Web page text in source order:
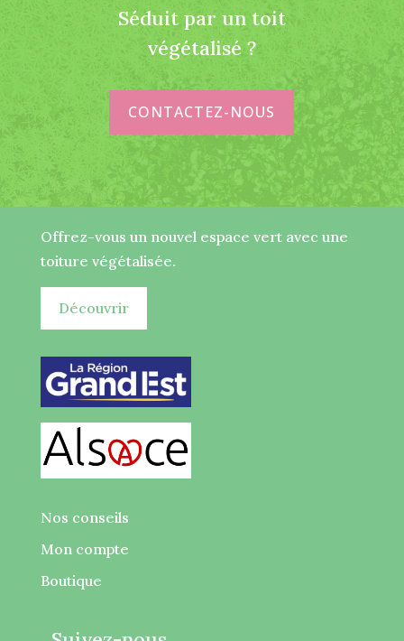
Séduit par un toit
végétalisé ?
CONTACTEZ-NOUS
Offrez-vous un nouvel espace vert avec une
toiture végétalisée.
Découvrir
Nos conseils
Mon compte
Boutique